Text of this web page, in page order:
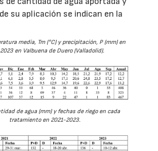
su aplicación se indican en la
media, Tm (°C) y precipitación, P (mm) en
en Valbuena de Duero (Valladolid).
de agua (mm) y fechas de riego en cada
tratamiento en 2021-2023.